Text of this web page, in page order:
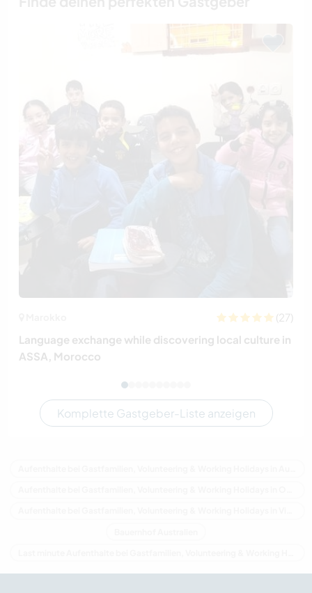
(27)
Language exchange while discovering local culture in
ASSA, Morocco
Komplette Gastgeber-Liste anzeigen